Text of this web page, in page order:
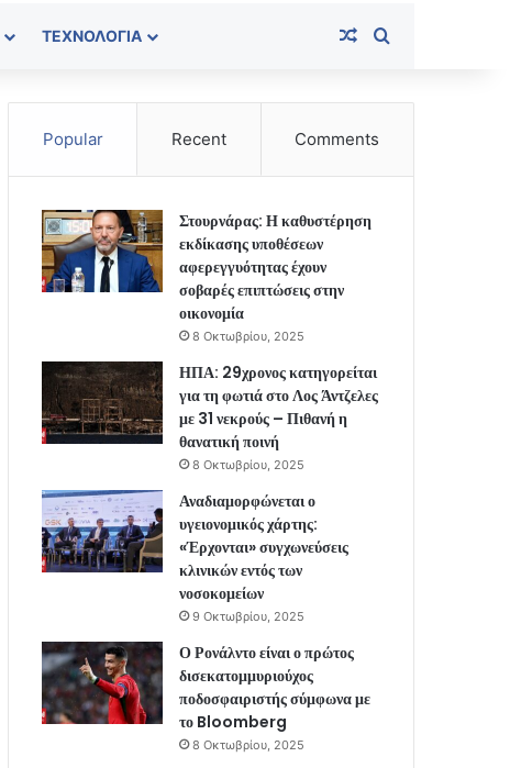
ΤΕΧΝΟΛΟΓΊΑ Random Article
Popular Recent Comments
Στουρνάρας: Η καθυστέρηση
εκδίκασης υποθέσεων
αφερεγγυότητας έχουν
σοβαρές επιπτώσεις στην
οικονομία
8 Οκτωβρίου, 2025
ΗΠΑ: 29χρονος κατηγορείται
για τη φωτιά στο Λος Άντζελες
με 31 νεκρούς – Πιθανή η
θανατική ποινή
8 Οκτωβρίου, 2025
Αναδιαμορφώνεται ο
υγειονομικός χάρτης:
«Έρχονται» συγχωνεύσεις
κλινικών εντός των
νοσοκομείων
9 Οκτωβρίου, 2025
Ο Ρονάλντο είναι ο πρώτος
δισεκατομμυριούχος
ποδοσφαιριστής σύμφωνα με
το Bloomberg
8 Οκτωβρίου, 2025